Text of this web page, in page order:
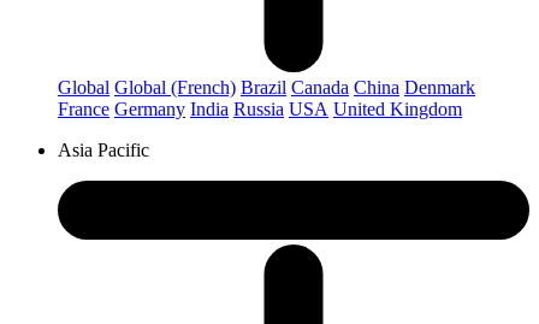
Global Global (French) Brazil Canada China Denmark
France Germany India Russia USA United Kingdom
Asia Pacific